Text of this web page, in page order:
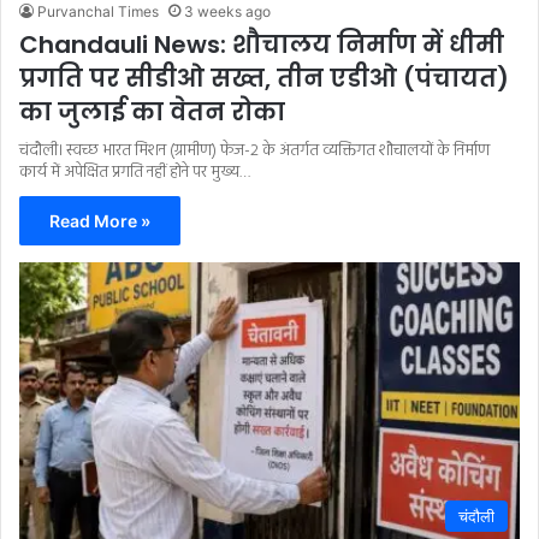
Purvanchal Times 3 weeks ago
Chandauli News: शौचालय निर्माण में धीमी
प्रगति पर सीडीओ सख्त, तीन एडीओ (पंचायत)
का जुलाई का वेतन रोका
चंदौली। स्वच्छ भारत मिशन (ग्रामीण) फेज-2 के अंतर्गत व्यक्तिगत शौचालयों के निर्माण
कार्य में अपेक्षित प्रगति नहीं होने पर मुख्य…
Read More »
चंदौली